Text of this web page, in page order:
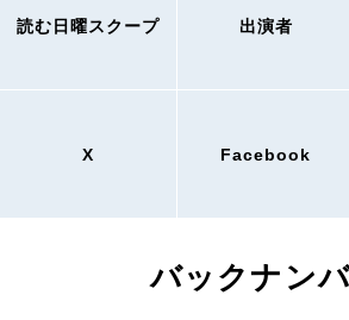
読む日曜スクープ 出演者
X Facebook
バックナン